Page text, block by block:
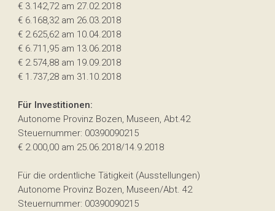
€ 3.142,72 am 27.02.2018
€ 6.168,32 am 26.03.2018
€ 2.625,62 am 10.04.2018
€ 6.711,95 am 13.06.2018
€ 2.574,88 am 19.09.2018
€ 1.737,28 am 31.10.2018
Für Investitionen:
Autonome Provinz Bozen, Museen, Abt.42
Steuernummer: 00390090215
€ 2.000,00 am 25.06.2018/14.9.2018
Für die ordentliche Tätigkeit (Ausstellungen)
Autonome Provinz Bozen, Museen/Abt. 42
Steuernummer: 00390090215